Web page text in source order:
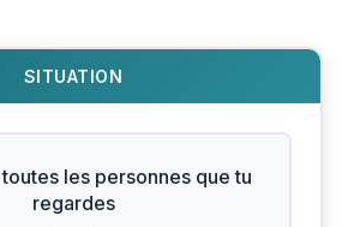
SITUATION
les personnes que tu
regardes